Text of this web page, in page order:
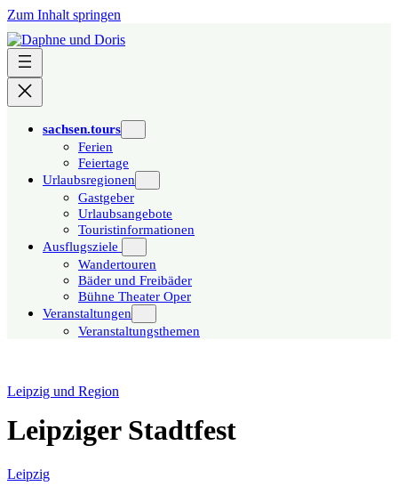
Zum Inhalt springen
sachsen.tours
Ferien
Feiertage
Urlaubsregionen
Gastgeber
Urlaubsangebote
Touristinformationen
Ausflugsziele
Wandertouren
Bäder und Freibäder
Bühne Theater Oper
Veranstaltungen
Veranstaltungsthemen
Leipzig und Region
Leipziger Stadtfest
Leipzig